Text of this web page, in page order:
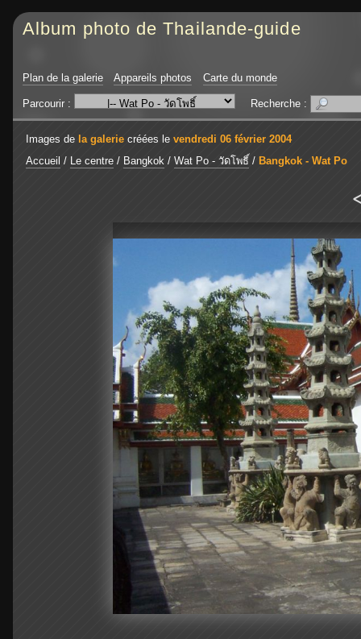
Album photo de Thailande-guide
Plan de la galerie Appareils photos Carte du monde
Parcourir : Recherche :
Images de la galerie créées le vendredi 06 février 2004
Accueil / Le centre / Bangkok / Wat Po - วัดโพธิ์ / Bangkok - Wat Po